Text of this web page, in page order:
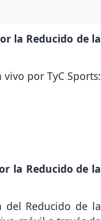
la Reducido de la
por TyC Sports:
la Reducido de la
del Reducido de la